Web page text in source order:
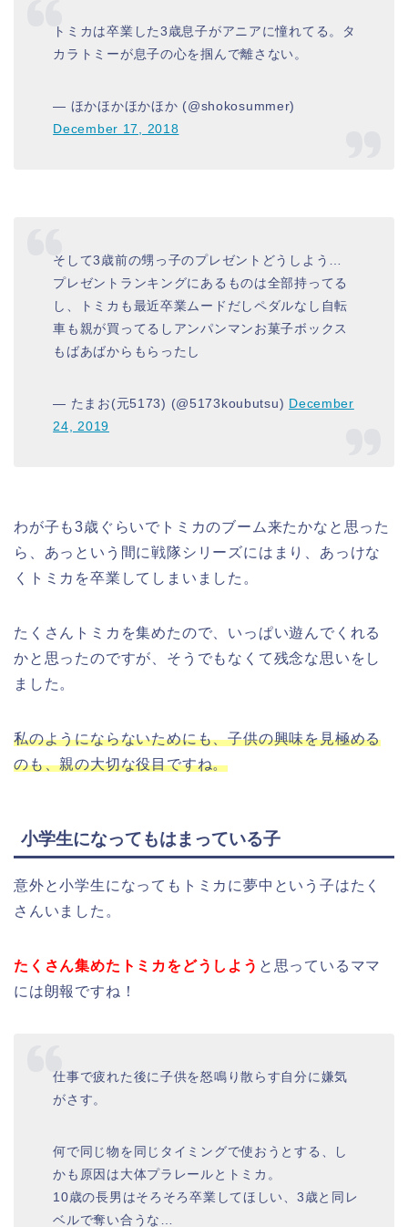
トミカは卒業した3歳息子がアニアに憧れてる。タ
カラトミーが息子の心を掴んで離さない。
— ほかほかほかほか (@shokosummer)
December 17, 2018
そして3歳前の甥っ子のプレゼントどうしよう…
プレゼントランキングにあるものは全部持ってる
し、トミカも最近卒業ムードだしペダルなし自転
車も親が買ってるしアンパンマンお菓子ボックス
もばあばからもらったし
— たまお(元5173) (@5173koubutsu) December
24, 2019
わが子も3歳ぐらいでトミカのブーム来たかなと思った
ら、あっという間に戦隊シリーズにはまり、あっけな
くトミカを卒業してしまいました。
たくさんトミカを集めたので、いっぱい遊んでくれる
かと思ったのですが、そうでもなくて残念な思いをし
ました。
私のようにならないためにも、子供の興味を見極める
のも、親の大切な役目ですね。
小学生になってもはまっている子
意外と小学生になってもトミカに夢中という子はたく
さんいました。
たくさん集めたトミカをどうしよう と思っているママ
には朗報ですね！
仕事で疲れた後に子供を怒鳴り散らす自分に嫌気
がさす。
何で同じ物を同じタイミングで使おうとする、し
かも原因は大体プラレールとトミカ。
10歳の長男はそろそろ卒業してほしい、3歳と同レ
ベルで奪い合うな…